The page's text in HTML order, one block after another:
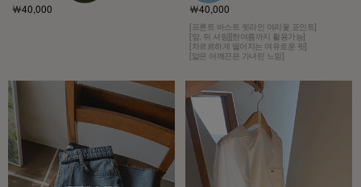
￦40,000 ￦40,000
[프론트 바스트 윗라인 여리꽃 포인트]
[앞, 뒤 셔링][한여름까지 활용가능]
[차르르하게 떨어지는 여유로운 핏]
[얇은 어깨끈은 가녀린 느낌]